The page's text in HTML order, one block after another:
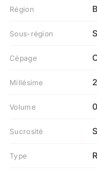
Région
Sous-région
Cépage
Millésime
Volume
Sucrosité
Type